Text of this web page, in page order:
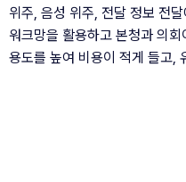
위주, 음성 위주, 전달 정보 전
워크망을 활용하고 본청과 의
용도를 높여 비용이 적게 들고,